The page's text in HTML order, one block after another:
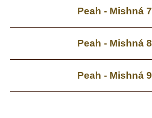
Peah - Mishná 7
Peah - Mishná 8
Peah - Mishná 9